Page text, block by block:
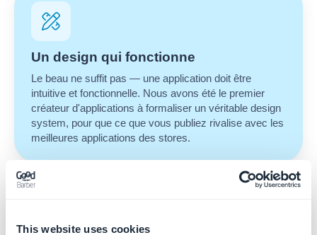
This website uses cookies
Un design qui fonctionne
Le beau ne suffit pas — une application doit être
intuitive et fonctionnelle. Nous avons été le premier
créateur d'applications à formaliser un véritable design
system, pour que ce que vous publiez rivalise avec les
meilleures applications des stores.